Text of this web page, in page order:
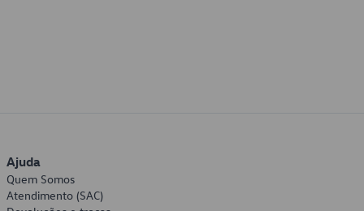
Ajuda
Quem Somos
Atendimento (SAC)